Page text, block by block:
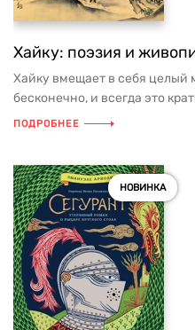
Хайку: поэзия и
Хайку вмещает в себя целый
бесконечно, и всегда это
ПОДРОБНЕЕ
НОВИНКА